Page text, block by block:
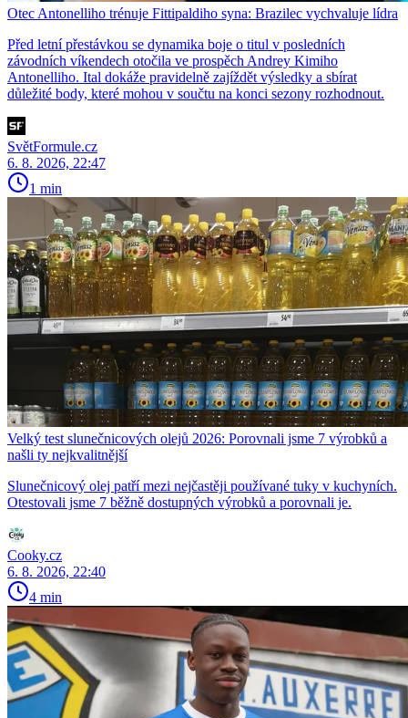
Otec Antonelliho trénuje Fittipaldiho syna: Brazilec vychvaluje lídra
Před letní přestávkou se dynamika boje o titul v posledních
závodních víkendech otočila ve prospěch Andrey Kimiho
Antonelliho. Ital dokáže pravidelně zajíždět výsledky a sbírat
důležité body, které mohou v součtu na konci sezony rozhodnout.
SvětFormule.cz
6. 8. 2026, 22:47
1 min
Velký test slunečnicových olejů 2026: Porovnali jsme 7 výrobků a
našli ty nejkvalitnější
Slunečnicový olej patří mezi nejčastěji používané tuky v kuchyních.
Otestovali jsme 7 běžně dostupných výrobků a porovnali je.
Cooky.cz
6. 8. 2026, 22:40
4 min